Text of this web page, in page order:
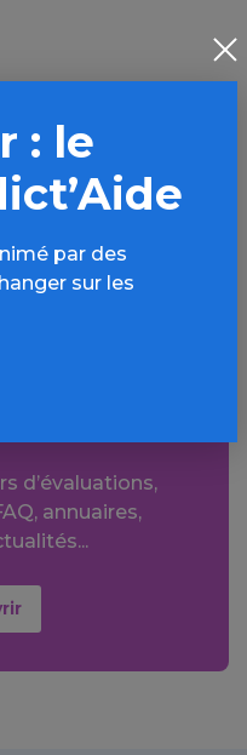
X
Mail
sur
d’évaluations,
annuaires,
: le
par des
sur les